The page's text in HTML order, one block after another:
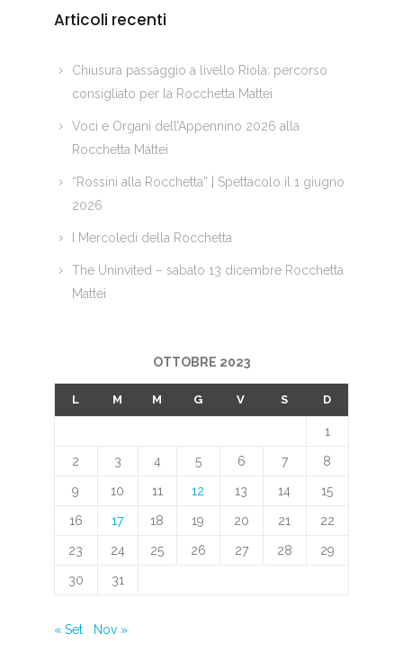
Articoli recenti
Chiusura passaggio a livello Riola: percorso
consigliato per la Rocchetta Mattei
Voci e Organi dell’Appennino 2026 alla
Rocchetta Mattei
“Rossini alla Rocchetta” | Spettacolo il 1 giugno
2026
I Mercoledì della Rocchetta
The Uninvited – sabato 13 dicembre Rocchetta
Mattei
OTTOBRE 2023
L M M G V S D
1
2 3 4 5 6 7 8
9 10 11 12 13 14 15
16 17 18 19 20 21 22
23 24 25 26 27 28 29
30 31
« Set Nov »